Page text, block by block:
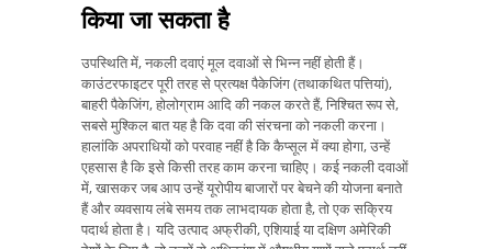
किया जा सकता है
उपस्थिति में, नकली दवाएं मूल दवाओं से भिन्न नहीं होती हैं।
काउंटरफाइटर पूरी तरह से प्रत्यक्ष पैकेजिंग (तथाकथित पत्तियां),
बाहरी पैकेजिंग, होलोग्राम आदि की नकल करते हैं, निश्चित रूप से,
सबसे मुश्किल बात यह है कि दवा की संरचना को नकली करना।
हालांकि अपराधियों को परवाह नहीं है कि कैप्सूल में क्या होगा, उन्हें
एहसास है कि इसे किसी तरह काम करना चाहिए। कई नकली दवाओं
में, खासकर जब आप उन्हें यूरोपीय बाजारों पर बेचने की योजना बनाते
हैं और व्यवसाय लंबे समय तक लाभदायक होता है, तो एक सक्रिय
पदार्थ होता है। यदि उत्पाद अफ्रीकी, एशियाई या दक्षिण अमेरिकी